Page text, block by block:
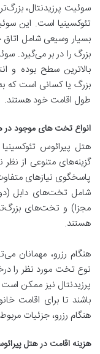
سوئیت پرزیدنتال،
بسیار وسیعی شامل
بزرگ را در بر می‌گیرد.
بالاترین سطح بوده و
بزرگ یا کسانی است که
طول اقامت خود هستند.
انواع تخت های موجود در
هتل پیرائوس
گزینه‌های متنوعی از
پاسخگوی نیازهای
شامل تخت‌های دابل
مجزا) و تخت‌های
هستند.
هنگام رزرو، مهمانان
نوع تخت مورد نظر را
پرزیدنتال نیز ممکن
باشند تا برای اقامت
هنگام رزرو، جزئیات
هزینه اقامت در هتل